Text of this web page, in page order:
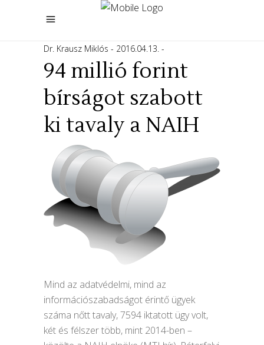
Dr. Krausz Miklós 2016.04.13.
94 millió forint
bírságot szabott
ki tavaly a NAIH
Mind az adatvédelmi, mind az
információszabadságot érintő ügyek
száma nőtt tavaly, 7594 iktatott ügy volt,
két és félszer több, mint 2014-ben –